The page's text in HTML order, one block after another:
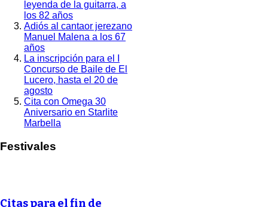
leyenda de la guitarra, a
los 82 años
Adiós al cantaor jerezano
Manuel Malena a los 67
años
La inscripción para el I
Concurso de Baile de El
Lucero, hasta el 20 de
agosto
Cita con Omega 30
Aniversario en Starlite
Marbella
Festivales
Citas para el fin de